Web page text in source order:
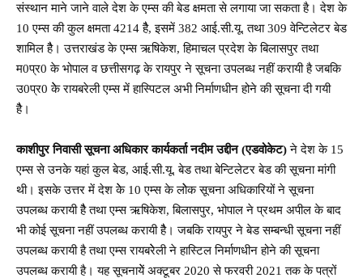
संस्थान माने जाने वाले देश के एम्स की बेड क्षमता से लगाया जा सकता है। देश के
10 एम्स की कुल क्षमता 4214 हैै, इसमें 382 आई.सी.यू. तथा 309 वेन्टिलेटर बेड
शामिल हैै। उत्तराखंड के एम्स ऋषिकेश, हिमाचल प्रदेश के बिलासपुर तथा
म0प्र0 के भोपाल व छत्तीसगढ़ के रायपुर ने सूचना उपलब्ध नहीं करायी है जबकि
उ0प्र0 केे रायबरेली एम्स में हास्पिटल अभी निर्माणधीन होने की सूचना दी गयी
हैै।
काशीपुर निवासी सूचना अधिकार कार्यकर्ता नदीम उद्दीन (एडवोकेट)ने देश के 15
एम्स से उनके यहां कुल बेड, आई.सी.यू. बेड तथा बेन्टिलेटर बेड की सूचना मांगी
थी। इसके उत्तर में देश केे 10 एम्स के लोेक सूचना अधिकारियों ने सूचना
उपलब्ध करायी हैै तथा एम्स ऋषिकेश, बिलासपुर, भोपाल ने प्रथम अपील के बाद
भी कोई सूचना नहीं उपलब्ध करायी हैै। जबकि रायपुर ने बेड सम्बन्धी सूचना नहीं
उपलब्ध करायी है तथा एम्स रायबरेेली ने हास्टिल निर्माणधीन होने की सूचना
उपलब्ध करायी है। यह सूचनायेें अक्टूबर 2020 से फरवरी 2021 तक के पत्रों